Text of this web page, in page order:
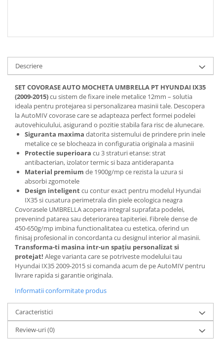
Lubrifianti si Spray-uri de Curatare
Vopsitorie, Chituri si Adezivi
Curatare si Detailing Exterior
Articole Auto Sezoniere
Produse de Iarna
Cabluri Pornire
Produse de Vara
Blog
Descriere
SET COVORASE AUTO MOCHETA UMBRELLA PT HYUNDAI IX35
(2009-2015)cu sistem de fixare inele metalice 12mm – solutia
ideala pentru protejarea si personalizarea masinii tale. Descopera
la AutoMIV covorase care se adapteaza perfect formei podelei
autovehiculului, asigurand o pozitie stabila fara risc de alunecare.
Siguranta maxima datorita sistemului de prindere prin inele
metalice ce se blocheaza in configuratia originala a masinii
Protectie superioara cu 3 straturi etanse: strat
antibacterian, izolator termic si baza antiderapanta
Material premium de 1900g/mp ce rezista la uzura si
absorbi zgomotele
Design inteligentcu contur exact pentru modelul Hyundai
IX35 si cusatura perimetrala din piele ecologica neagra
Covorasele UMBRELLA acopera integral suprafata podelei,
prevenind patarea sau deteriorarea tapiteriei. Fibrele dense de
450-650g/mp imbina functionalitatea cu estetica, oferind un
finisaj profesional in concordanta cu designul interior al masinii.
Transforma-ti masina intr-un spațiu personalizat si
protejat! Alege varianta care se potriveste modelului tau
Hyundai IX35 2009-2015 si comanda acum de pe AutoMIV pentru
livrare rapida si garantie originala.
Informatii conformitate produs
Caracteristici
Review-uri(0)